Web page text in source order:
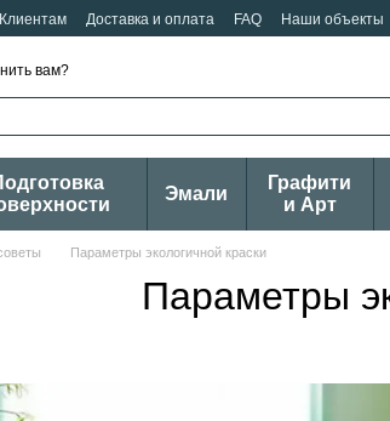
Клиентам Доставка и оплата FAQ Наши объекты
вам?
Эмали
Графити
и Арт
Параметры экологичной краски
Параметры